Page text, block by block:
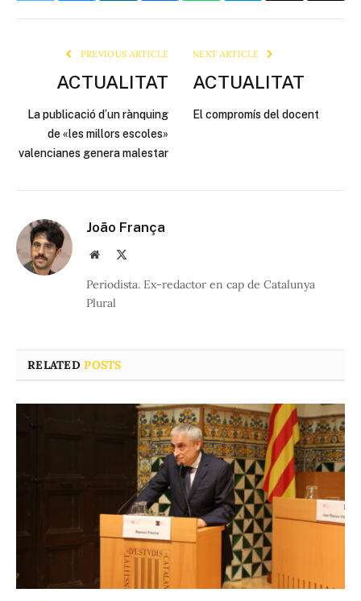
PREVIOUS ARTICLE
ACTUALITAT
La publicació d’un rànquing
de «les millors escoles»
valencianes genera malestar
NEXT ARTICLE
ACTUALITAT
El compromís del docent
João França
Website
Periodista. Ex-redactor en cap de Catalunya
Plural
RELATEDPOSTS